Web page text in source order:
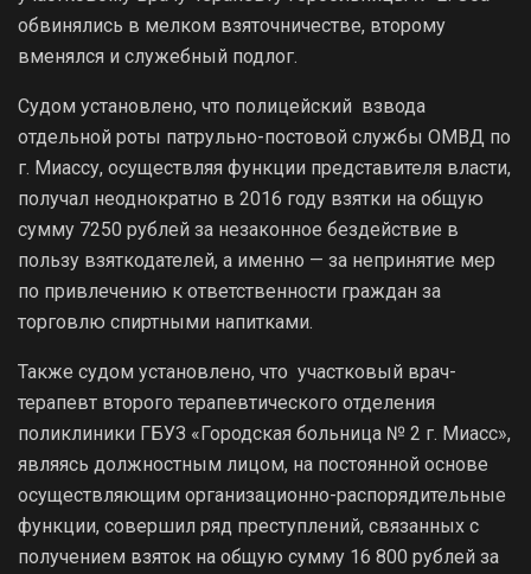
обвинялись в мелком взяточничестве, второму
вменялся и служебный подлог.
Судом установлено, что полицейский взвода
отдельной роты патрульно-постовой службы ОМВД по
г. Миассу, осуществляя функции представителя власти,
получал неоднократно в 2016 году взятки на общую
сумму 7250 рублей за незаконное бездействие в
пользу взяткодателей, а именно — за непринятие мер
по привлечению к ответственности граждан за
торговлю спиртными напитками.
Также судом установлено, что участковый врач-
терапевт второго терапевтического отделения
поликлиники ГБУЗ «Городская больница № 2 г. Миасс»,
являясь должностным лицом, на постоянной основе
осуществляющим организационно-распорядительные
функции, совершил ряд преступлений, связанных с
получением взяток на общую сумму 16 800 рублей за